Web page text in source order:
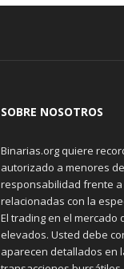
SOBRE NOSOTROS
Binarias.org quiere
autorizado a menores
responsabilidad frente
relacionadas con la
El trading en el mercado
elevados. Usted debe
aparecen detallados en